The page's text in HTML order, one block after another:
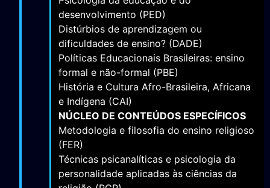
desenvolvimento (PED)
Distúrbios de aprendizagem ou
dificuldades de ensino? (DADE)
Políticas Educacionais Brasileiras: ensino
formal e não-formal (PBE)
História e Cultura Afro-Brasileira, Africana
e Indígena (CAI)
NÚCLEO DE CONTEÚDOS ESPECÍFICOS
Metodologia e filosofia do ensino religioso
(FER)
Técnicas psicanalíticas e psicologia da
personalidade aplicadas às ciências da
religião (PCR)